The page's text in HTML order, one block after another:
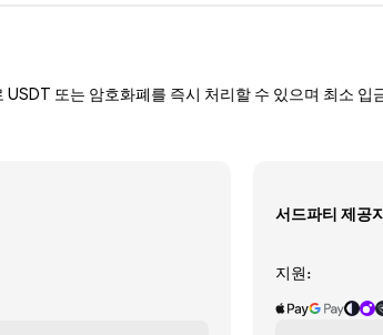
또는 암호화폐를 즉시 처리할 수 있으며 최소 입
서드파티 제공
지원: